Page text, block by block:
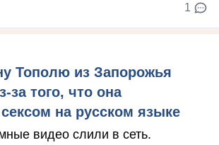
1
Тополю из Запорожья
за того, что она
на русском языке
видео слили в сеть.